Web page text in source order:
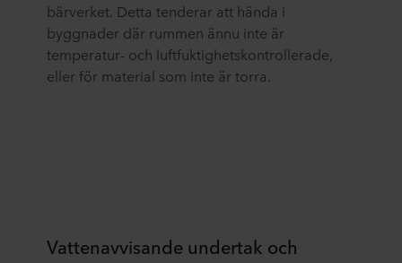
bärverket. Detta tenderar att hända i
byggnader där rummen ännu inte är
temperatur- och luftfuktighetskontrollerade,
eller för material som inte är torra.
Vattenavvisande undertak och